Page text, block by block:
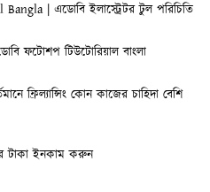
| এডোবি ইলাস্ট্রেটর টুল পরিচিতি
ফটোশপ টিউটোরিয়াল বাংলা
ফ্রিল্যান্সিং কোন কাজের চাহিদা বেশি
টাকা ইনকাম করুন